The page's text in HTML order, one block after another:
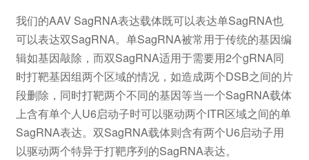
我们的AAV SagRNA表达载体既可以表达单SagRNA也
可以表达双SagRNA。单SagRNA被常用于传统的基因编
辑如基因敲除，而双SagRNA适用于需要用2个gRNA同
时打靶基因组两个区域的情况，如造成两个DSB之间的片
段删除，同时打靶两个不同的基因等当一个SagRNA载体
上含有单个人U6启动子时可以驱动两个ITR区域之间的单
SagRNA表达。双SagRNA载体则含有两个U6启动子用
以驱动两个特异于打靶序列的SagRNA表达。